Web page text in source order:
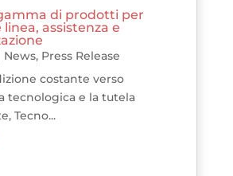
di prodotti per
linea, assistenza e
News, Press Release
costante verso
tecnologica e la tutela
Tecno...